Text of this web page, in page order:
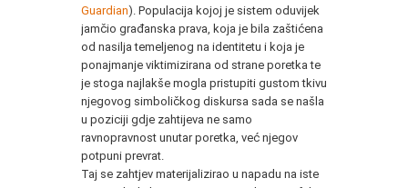
Guardian). Populacija kojoj je sistem oduvijek
jamčio građanska prava, koja je bila zaštićena
od nasilja temeljenog na identitetu i koja je
ponajmanje viktimizirana od strane poretka te
je stoga najlakše mogla pristupiti gustom tkivu
njegovog simboličkog diskursa sada se našla
u poziciji gdje zahtijeva ne samo
ravnopravnost unutar poretka, već njegov
potpuni prevrat.
Taj se zahtjev materijalizirao u napadu na iste